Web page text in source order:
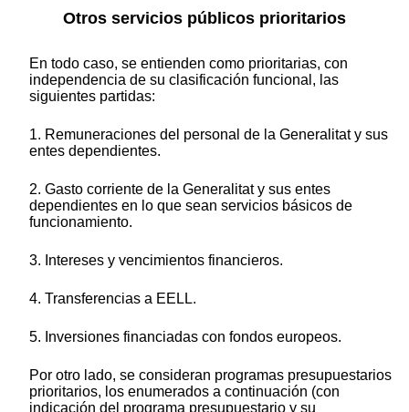
Otros servicios públicos prioritarios
En todo caso, se entienden como prioritarias, con
independencia de su clasificación funcional, las
siguientes partidas:
1. Remuneraciones del personal de la Generalitat y sus
entes dependientes.
2. Gasto corriente de la Generalitat y sus entes
dependientes en lo que sean servicios básicos de
funcionamiento.
3. Intereses y vencimientos financieros.
4. Transferencias a EELL.
5. Inversiones financiadas con fondos europeos.
Por otro lado, se consideran programas presupuestarios
prioritarios, los enumerados a continuación (con
indicación del programa presupuestario y su